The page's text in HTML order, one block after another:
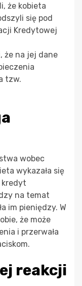
że kobieta
się pod
Kredytowej
że na jej dane
tzw.
wobec
wykazała się
kredyt
na temat
im pieniędzy. W
że może
i przerwała
reakcji